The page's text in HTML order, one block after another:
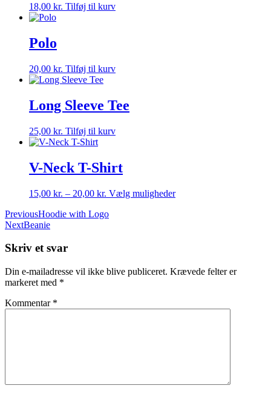
18,00 kr. Tilføj til kurv
Polo
20,00 kr. Tilføj til kurv
Long Sleeve Tee
25,00 kr. Tilføj til kurv
V-Neck T-Shirt
15,00 kr. – 20,00 kr. Vælg mulighederDette
vælges
Indlægsnavigation
PreviousHoodie with Logo
NextBeanie
Skriv et svar
Din e-mailadresse vil ikke blive publiceret. Krævede felter er
markeret med *
Kommentar *